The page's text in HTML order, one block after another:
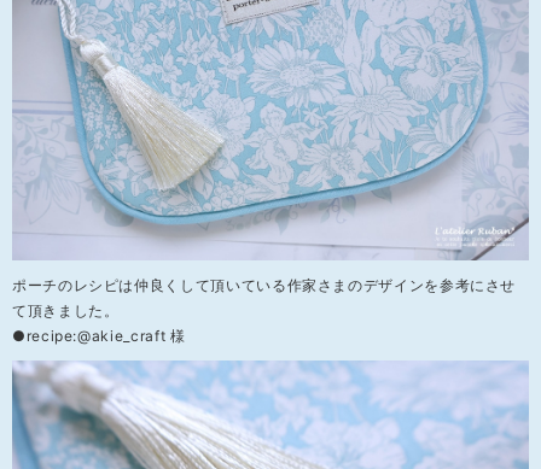
ポーチのレシピは仲良くして頂いている作家さまのデザインを参考にさせ
て頂きました。
●recipe:@akie_craft 様